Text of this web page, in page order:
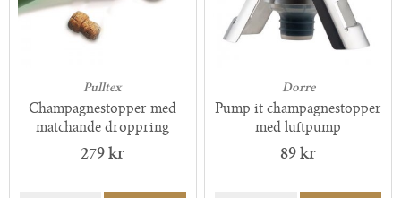
Pulltex
Champagnestopper med
matchande droppring
279 kr
Dorre
Pump it champagnestopper
med luftpump
89 kr